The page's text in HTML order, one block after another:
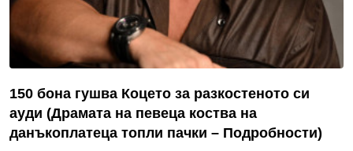
150 бона гушва Коцето за разкостеното си
ауди (Драмата на певеца коства на
данъкоплатеца топли пачки – Подробности)